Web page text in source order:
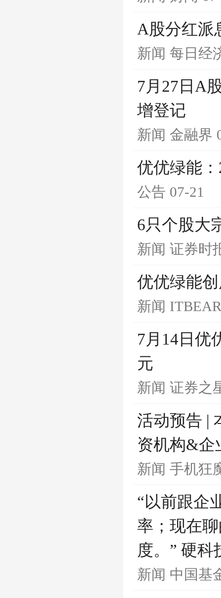
A股分红派
新闻 每日经
7月27日A
增登记
新闻 金融界
优优绿能
公告 07-21
6只个股大
新闻 证券时
优优绿能
新闻 ITBEAR
7月14日优
元
新闻 证券之
活动预告 |
资机构&企
新闻 手机狂
“以前跟企
率；现在
度。” 硬
新闻 中国基